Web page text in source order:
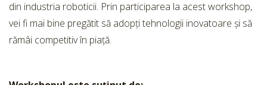
din industria roboticii. Prin participarea la acest workshop,
vei fi mai bine pregătit să adopți tehnologii inovatoare și să
rămâi competitiv în piață.